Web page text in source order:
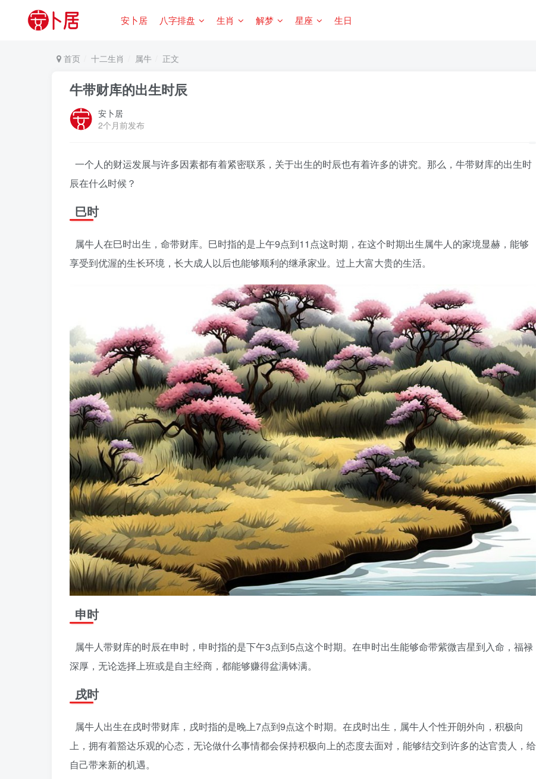
安卜居 八字排盘 生肖 解梦 星座 生日
首页 十二生肖 属牛 正文
牛带财库的出生时辰
安卜居
2个月前发布
一个人的财运发展与许多因素都有着紧密联系，关于出生的时辰也有着许多的讲究。那么，牛带财库的出生时
辰在什么时候？
巳时
属牛人在巳时出生，命带财库。巳时指的是上午9点到11点这时期，在这个时期出生属牛人的家境显赫，能够
享受到优渥的生长环境，长大成人以后也能够顺利的继承家业。过上大富大贵的生活。
申时
属牛人带财库的时辰在申时，申时指的是下午3点到5点这个时期。在申时出生能够命带紫微吉星到入命，福禄
深厚，无论选择上班或是自主经商，都能够赚得盆满钵满。
戌时
属牛人出生在戌时带财库，戌时指的是晚上7点到9点这个时期。在戌时出生，属牛人个性开朗外向，积极向
上，拥有着豁达乐观的心态，无论做什么事情都会保持积极向上的态度去面对，能够结交到许多的达官贵人，给
自己带来新的机遇。